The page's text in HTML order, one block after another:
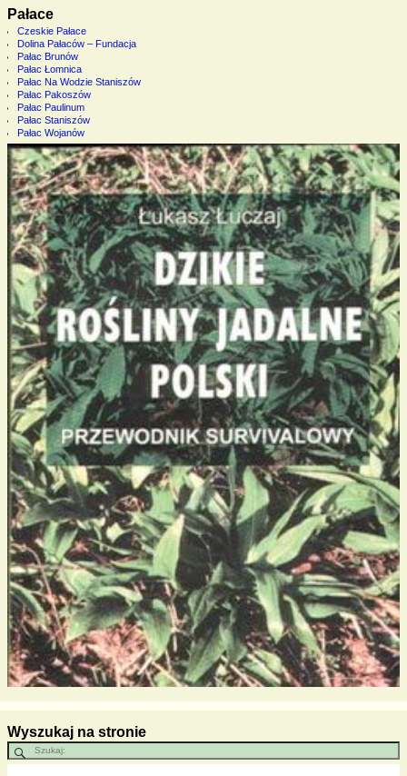
Pałace
Czeskie Pałace
Dolina Pałaców – Fundacja
Pałac Brunów
Pałac Łomnica
Pałac Na Wodzie Staniszów
Pałac Pakoszów
Pałac Paulinum
Pałac Staniszów
Pałac Wojanów
Wyszukaj na stronie